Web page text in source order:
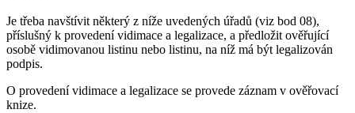
Je třeba navštívit některý z níže uvedených úřadů (viz bod 08),
příslušný k provedení vidimace a legalizace, a předložit ověřující
osobě vidimovanou listinu nebo listinu, na níž má být legalizován
podpis.
O provedení vidimace a legalizace se provede záznam v ověřovací
knize.